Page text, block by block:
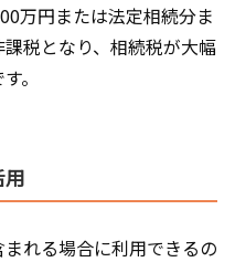
万円または法定相続分ま
税となり、相続税が大幅
。
れる場合に利用できるの